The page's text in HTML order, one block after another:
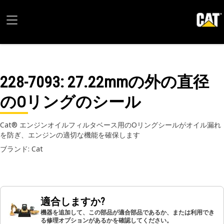
228-7093: 27.22mmの外の直径
のOリングのシール
Cat® エンジンオイルフィルタベース用のOリングシールがオイル漏れ
を防ぎ、エンジンの適切な機能を確保します
ブランド: Cat
適合しますか?
機器を追加して、この部品が適合部品であるか、または利用でき
る修理オプションがあるかを確認してください。